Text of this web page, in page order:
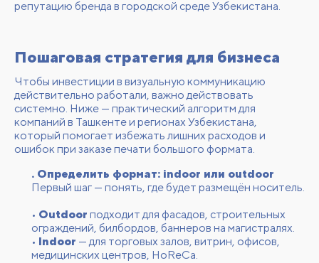
репутацию бренда в городской среде Узбекистана.
Пошаговая стратегия для бизнеса
Чтобы инвестиции в визуальную коммуникацию
действительно работали, важно действовать
системно. Ниже — практический алгоритм для
компаний в Ташкенте и регионах Узбекистана,
который помогает избежать лишних расходов и
ошибок при заказе печати большого формата.
. Определить формат: indoor или outdoor
Первый шаг — понять, где будет размещён носитель.
• Outdoor подходит для фасадов, строительных
ограждений, билбордов, баннеров на магистралях.
• Indoor — для торговых залов, витрин, офисов,
медицинских центров, HoReCa.